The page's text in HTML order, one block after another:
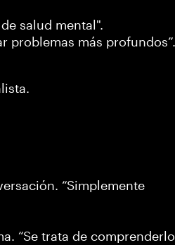
salud mental".
problemas más profundos”.
“Simplemente
“Se trata de